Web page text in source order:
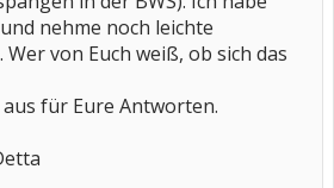
nehme noch leichte
von Euch weiß, ob sich das
für Eure Antworten.